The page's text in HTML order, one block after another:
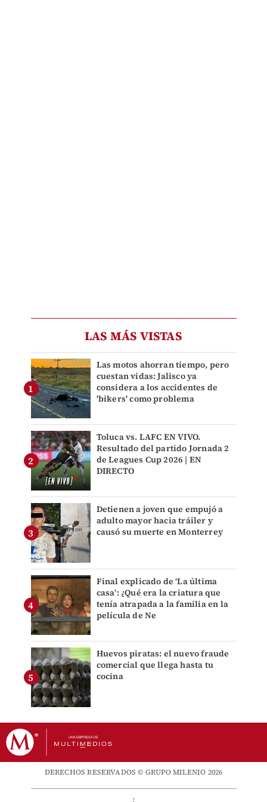
LAS MÁS VISTAS
Las motos ahorran tiempo, pero
cuestan vidas: Jalisco ya
considera a los accidentes de
'bikers' como problema
Toluca vs. LAFC EN VIVO.
Resultado del partido Jornada 2
de Leagues Cup 2026 | EN
DIRECTO
Detienen a joven que empujó a
adulto mayor hacia tráiler y
causó su muerte en Monterrey
Final explicado de ‘La última
casa’: ¿Qué era la criatura que
tenía atrapada a la familia en la
película de Ne
Huevos piratas: el nuevo fraude
comercial que llega hasta tu
cocina
DERECHOS RESERVADOS © GRUPO MILENIO 2026